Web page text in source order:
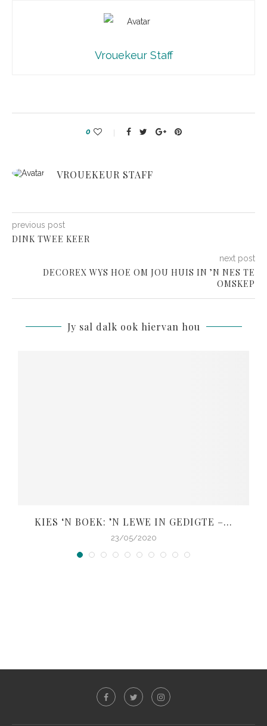
Vrouekeur Staff
0
VROUEKEUR STAFF
previous post
DINK TWEE KEER
next post
DECOREX WYS HOE OM JOU HUIS IN ’N NES TE
OMSKEP
Jy sal dalk ook hiervan hou
KIES ‘N BOEK: ’N LEWE IN GEDIGTE –...
23/05/2020